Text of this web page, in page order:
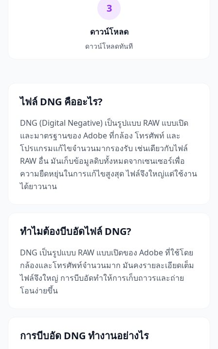
3
ดาวน์โหลด
ดาวน์โหลดทันที
ไฟล์ DNG คืออะไร?
DNG (Digital Negative) เป็นรูปแบบ RAW แบบเปิด
และมาตรฐานของ Adobe ที่กล้อง โทรศัพท์ และ
โปรแกรมแก้ไขจำนวนมากรองรับ เช่นเดียวกับไฟล์
RAW อื่น มันเก็บข้อมูลดิบทั้งหมดจากเซนเซอร์เพื่อ
ความยืดหยุ่นในการแก้ไขสูงสุด ไฟล์จึงใหญ่แต่ใช้งาน
ได้ยาวนาน
ทำไมต้องบีบอัดไฟล์ DNG?
DNG เป็นรูปแบบ RAW แบบเปิดของ Adobe ที่ใช้โดย
กล้องและโทรศัพท์จำนวนมาก มันคงรายละเอียดเต็ม
ไฟล์จึงใหญ่ การบีบอัดทำให้การเก็บถาวรและถ่าย
โอนง่ายขึ้น
การบีบอัด DNG ทำงานอย่างไร